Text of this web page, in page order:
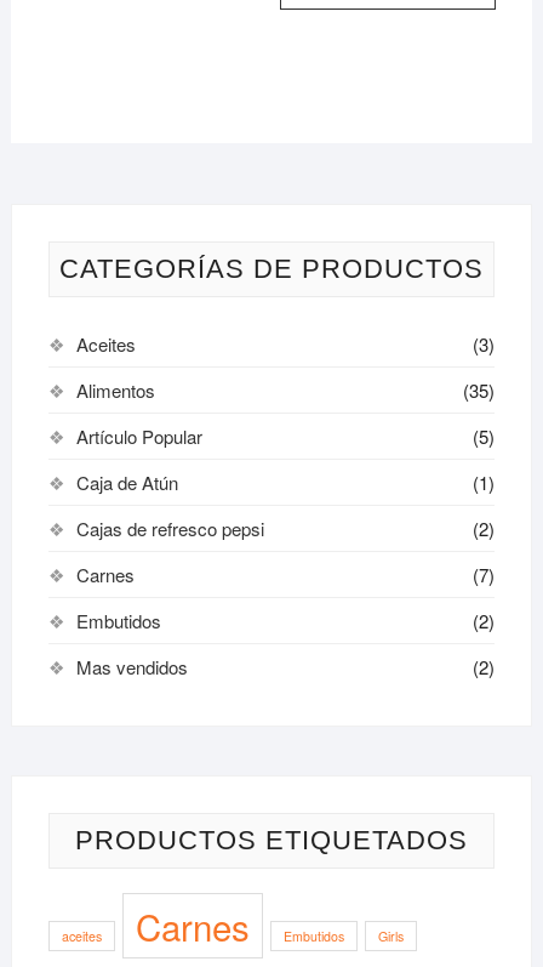
CATEGORÍAS DE PRODUCTOS
Aceites
(3)
Alimentos
(35)
Artículo Popular
(5)
Caja de Atún
(1)
Cajas de refresco pepsi
(2)
Carnes
(7)
Embutidos
(2)
Mas vendidos
(2)
PRODUCTOS ETIQUETADOS
aceites Carnes Embutidos Girls